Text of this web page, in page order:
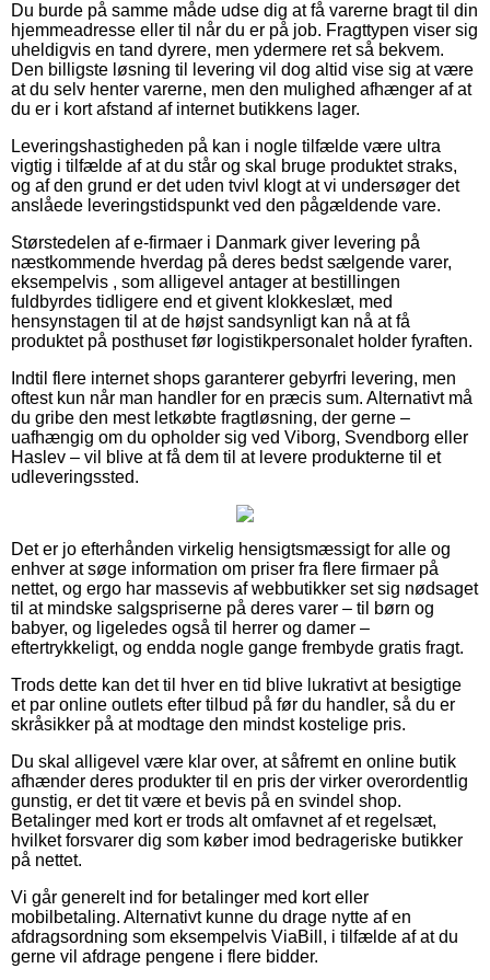
Du burde på samme måde udse dig at få varerne bragt til din
hjemmeadresse eller til når du er på job. Fragttypen viser sig
uheldigvis en tand dyrere, men ydermere ret så bekvem.
Den billigste løsning til levering vil dog altid vise sig at være
at du selv henter varerne, men den mulighed afhænger af at
du er i kort afstand af internet butikkens lager.
Leveringshastigheden på kan i nogle tilfælde være ultra
vigtig i tilfælde af at du står og skal bruge produktet straks,
og af den grund er det uden tvivl klogt at vi undersøger det
anslåede leveringstidspunkt ved den pågældende vare.
Størstedelen af e-firmaer i Danmark giver levering på
næstkommende hverdag på deres bedst sælgende varer,
eksempelvis , som alligevel antager at bestillingen
fuldbyrdes tidligere end et givent klokkeslæt, med
hensynstagen til at de højst sandsynligt kan nå at få
produktet på posthuset før logistikpersonalet holder fyraften.
Indtil flere internet shops garanterer gebyrfri levering, men
oftest kun når man handler for en præcis sum. Alternativt må
du gribe den mest letkøbte fragtløsning, der gerne –
uafhængig om du opholder sig ved Viborg, Svendborg eller
Haslev – vil blive at få dem til at levere produkterne til et
udleveringssted.
Det er jo efterhånden virkelig hensigtsmæssigt for alle og
enhver at søge information om priser fra flere firmaer på
nettet, og ergo har massevis af webbutikker set sig nødsaget
til at mindske salgspriserne på deres varer – til børn og
babyer, og ligeledes også til herrer og damer –
eftertrykkeligt, og endda nogle gange frembyde gratis fragt.
Trods dette kan det til hver en tid blive lukrativt at besigtige
et par online outlets efter tilbud på før du handler, så du er
skråsikker på at modtage den mindst kostelige pris.
Du skal alligevel være klar over, at såfremt en online butik
afhænder deres produkter til en pris der virker overordentlig
gunstig, er det tit være et bevis på en svindel shop.
Betalinger med kort er trods alt omfavnet af et regelsæt,
hvilket forsvarer dig som køber imod bedrageriske butikker
på nettet.
Vi går generelt ind for betalinger med kort eller
mobilbetaling. Alternativt kunne du drage nytte af en
afdragsordning som eksempelvis ViaBill, i tilfælde af at du
gerne vil afdrage pengene i flere bidder.